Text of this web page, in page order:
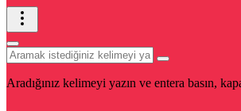
Aradığınız kelimeyi yazın ve entera basın,